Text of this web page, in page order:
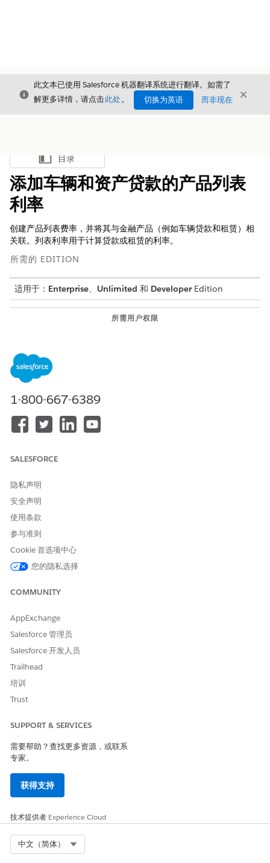
关闭
此文本已使用 Salesforce 机器翻译系统进行翻译。如需了
解更多详情，请点击此处。 切换为英语 而非现在 关闭
显示目录
目录
添加车辆和资产贷款的产品列表
利率
创建产品列表费率，并将其与金融产品（例如车辆贷款和租赁）相
关联。列表利率用于计算贷款或租赁的利率。
所需的 EDITION
适用于： Enterprise、 Unlimited 和 DeveloperEdition
所需用户权限
从应用程序启动程序中，选择
费率。
对于列表速率，输入数字。
列表率始终以百分比计算。
输入有效开始日期和有效结束日期。
则向用户显示较低的利率。
保存更改。
重复这些步骤，为不同金额创建其他列表费率记录。
请与我们共享您的想法，以便我们进行改进！
1-800-667-6389
SALESFORCE
隐私声明
安全声明
使用条款
参与准则
Cookie 首选项中心
您的隐私选择
COMMUNITY
AppExchange
Salesforce 管理员
Salesforce 开发人员
Trailhead
培训
Trust
SUPPORT & SERVICES
需要帮助？查找更多资源，或联系
专家。
获得支持
技术提供者 Experience Cloud
中文（简体）